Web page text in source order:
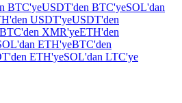
BTC'yeUSDT'den BTC'yeSOL'dan
USDT'yeUSDT'den
BTC'den XMR'yeETH'den
ETH'yeBTC'den
ETH'yeSOL'dan LTC'ye